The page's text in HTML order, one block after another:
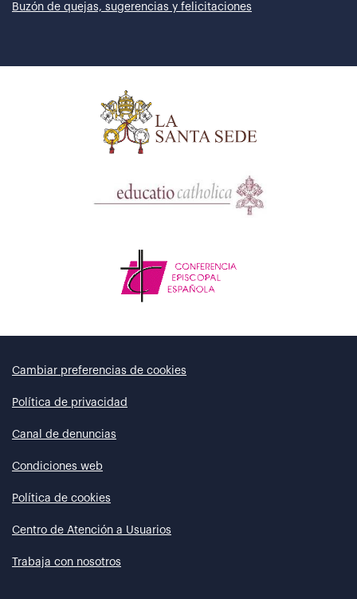
Buzón de quejas, sugerencias y felicitaciones
Cambiar preferencias de cookies
Política de privacidad
Canal de denuncias
Condiciones web
Política de cookies
Centro de Atención a Usuarios
Trabaja con nosotros